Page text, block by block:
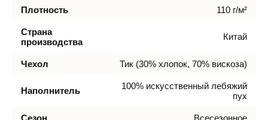
Плотность 110 г/м²
Страна
производства
Китай
Чехол Тик (30% хлопок, 70% вискоза)
Наполнитель
100% искусственный лебяжий
пух
Сезон Всесезонное